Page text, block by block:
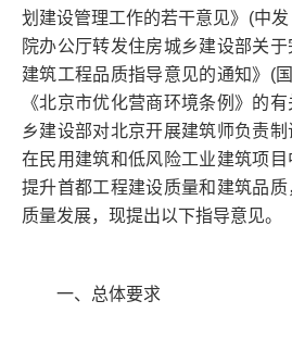
划建设管理工作的若干意见》(中
院办公厅转发住房城乡建设部关
建筑工程品质指导意见的通知》(
《北京市优化营商环境条例》的
乡建设部对北京开展建筑师负责制
在民用建筑和低风险工业建筑项目
提升首都工程建设质量和建筑品
质量发展，现提出以下指导意见。
一、总体要求